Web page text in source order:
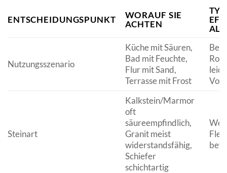
ENTSCHEIDUNGSPUNKT
WORAUF SIE
ACHTEN
Nutzungsszenario
Küche mit Säuren,
Bad mit Feuchte,
Flur mit Sand,
Terrasse mit Frost
Steinart
Kalkstein/Marmor
oft
säureempfindlich,
Granit meist
widerstandsfähig,
Schiefer
schichtartig